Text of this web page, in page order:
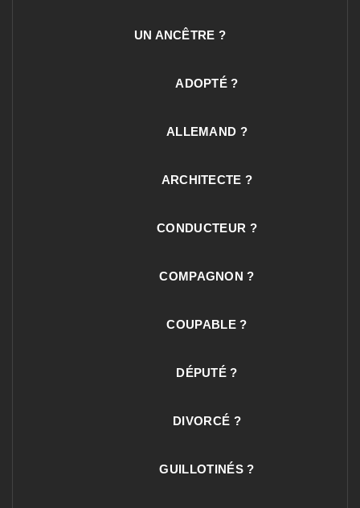
UN ANCÊTRE ?
ADOPTÉ ?
ALLEMAND ?
ARCHITECTE ?
CONDUCTEUR ?
COMPAGNON ?
COUPABLE ?
DÉPUTÉ ?
DIVORCÉ ?
GUILLOTINÉS ?